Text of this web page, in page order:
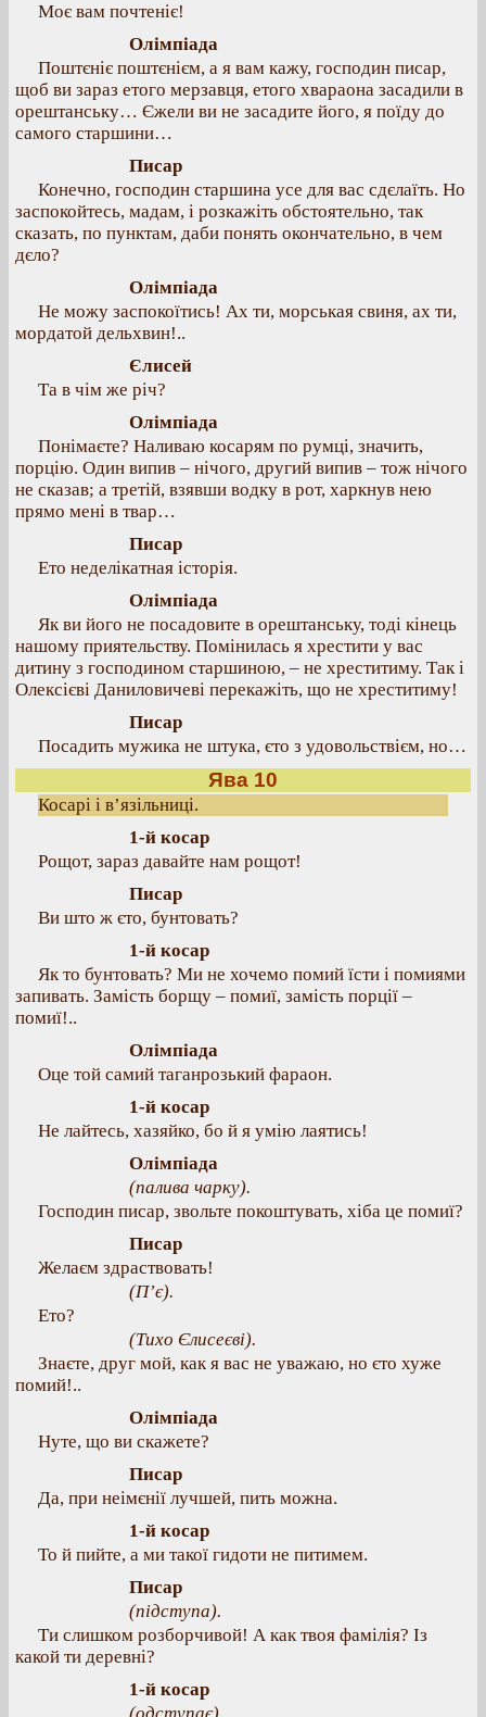
Моє вам почтеніє!
Олімпіада
Поштєніє поштєнієм, а я вам кажу, господин писар,
щоб ви зараз етого мерзавця, етого хвараона засадили в
орештанську… Єжели ви не засадите його, я поїду до
самого старшини…
Писар
Конечно, господин старшина усе для вас сдєлаїть. Но
заспокойтесь, мадам, і розкажіть обстоятельно, так
сказать, по пунктам, даби понять окончательно, в чем
дєло?
Олімпіада
Не можу заспокоїтись! Ах ти, морськая свиня, ах ти,
мордатой дельхвин!..
Єлисей
Та в чім же річ?
Олімпіада
Понімаєте? Наливаю косарям по румці, значить,
порцію. Один випив – нічого, другий випив – тож нічого
не сказав; а третій, взявши водку в рот, харкнув нею
прямо мені в твар…
Писар
Ето неделікатная історія.
Олімпіада
Як ви його не посадовите в орештанську, тоді кінець
нашому приятельству. Помінилась я хрестити у вас
дитину з господином старшиною, – не хреститиму. Так і
Олексієві Даниловичеві перекажіть, що не хреститиму!
Писар
Посадить мужика не штука, єто з удовольствієм, но…
Ява 10
Косарі і в’язільниці.
1-й косар
Рощот, зараз давайте нам рощот!
Писар
Ви што ж єто, бунтовать?
1-й косар
Як то бунтовать? Ми не хочемо помий їсти і помиями
запивать. Замість борщу – помиї, замість порції –
помиї!..
Олімпіада
Оце той самий таганрозький фараон.
1-й косар
Не лайтесь, хазяйко, бо й я умію лаятись!
Олімпіада
(палива чарку).
Господин писар, звольте покоштувать, хіба це помиї?
Писар
Желаєм здраствовать!
(П’є).
Ето?
(Тихо Єлисеєві).
Знаєте, друг мой, как я вас не уважаю, но єто хуже
помий!..
Олімпіада
Нуте, що ви скажете?
Писар
Да, при неімєнії лучшей, пить можна.
1-й косар
То й пийте, а ми такої гидоти не питимем.
Писар
(підступа).
Ти слишком розборчивой! А как твоя фамілія? Із
какой ти деревні?
1-й косар